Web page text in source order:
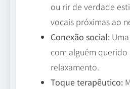
ou rir de verdade
vocais próximas ao
Conexão social:
com alguém
relaxamento.
Toque terapêutico: